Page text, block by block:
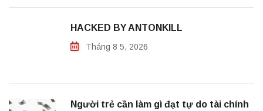
HACKED BY ANTONKILL
Tháng 8 5, 2026
Người trẻ cần làm gì đạt tự do tài chính